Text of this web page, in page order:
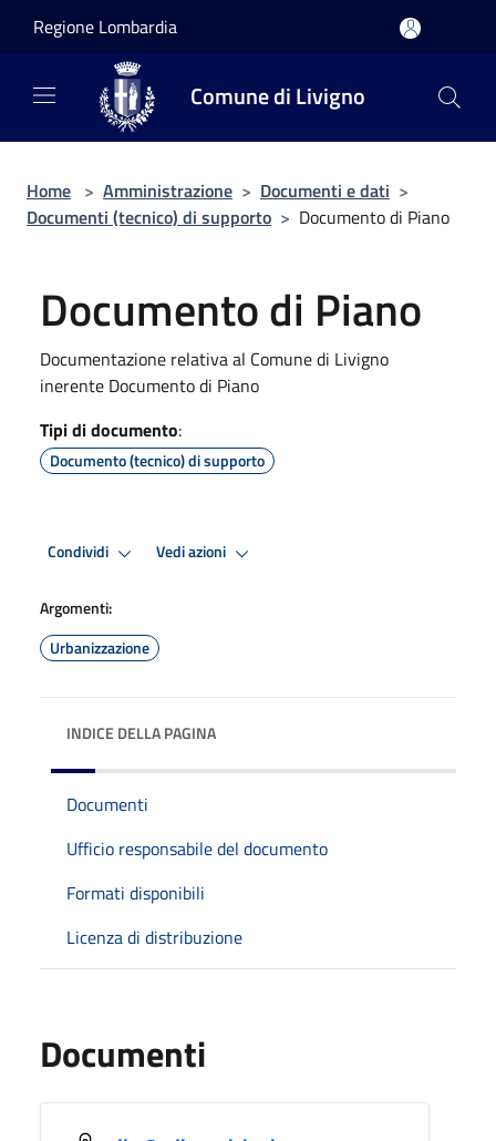
Regione Lombardia
Comune di Livigno
Home > Amministrazione > Documenti e dati >
Documenti (tecnico) di supporto > Documento di Piano
Documento di Piano
Documentazione relativa al Comune di Livigno
inerente Documento di Piano
Tipi di documento:
Documento (tecnico) di supporto
Condividi Vedi azioni
Argomenti:
Urbanizzazione
INDICE DELLA PAGINA
Documenti
Ufficio responsabile del documento
Formati disponibili
Licenza di distribuzione
Documenti